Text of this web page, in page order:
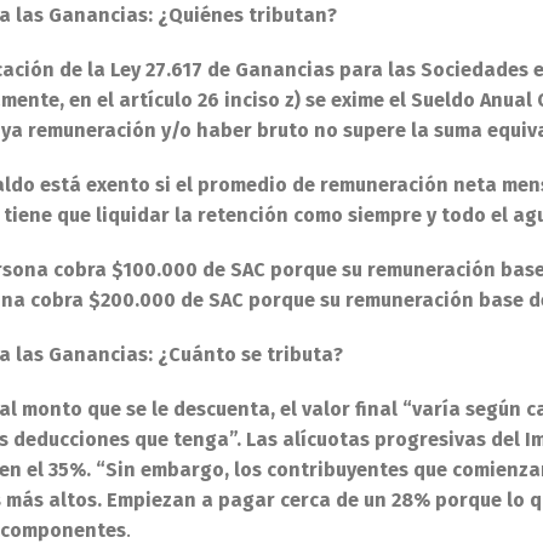
las Ganancias: ¿Quiénes tributan?
de la Ley 27.617 de Ganancias para las
en el artículo 26 inciso z) se exime el Sueldo
remuneración y/o haber bruto no supere la suma
está exento si el promedio de remuneración neta
tiene que liquidar la retención como siempre y todo el
cobra $100.000 de SAC porque su remuneración
cobra $200.000 de SAC porque su remuneración base
las Ganancias: ¿Cuánto se tributa?
monto que se le descuenta, el valor final “varía según
deducciones que tenga”. Las alícuotas progresivas del
el 35%. “Sin embargo, los contribuyentes que
más altos. Empiezan a pagar cerca de un 28% porque lo
.